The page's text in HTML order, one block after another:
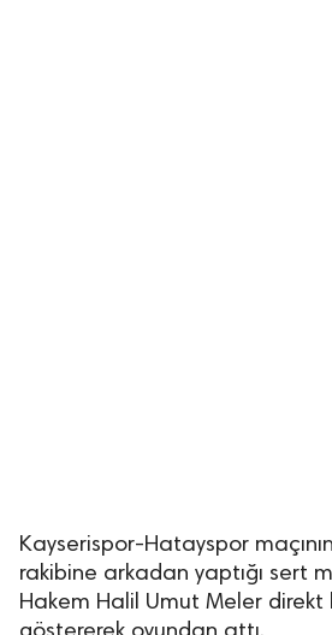
Kayserispor-Hatayspor
rakibine arkadan yaptığı sert
Hakem Halil Umut Meler direkt